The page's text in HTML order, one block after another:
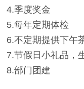
4.季度奖金
5.每年定期体检
6.不定期提供下午
7.节假日小礼品，
8.部门团建